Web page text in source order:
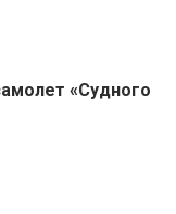
«Судного